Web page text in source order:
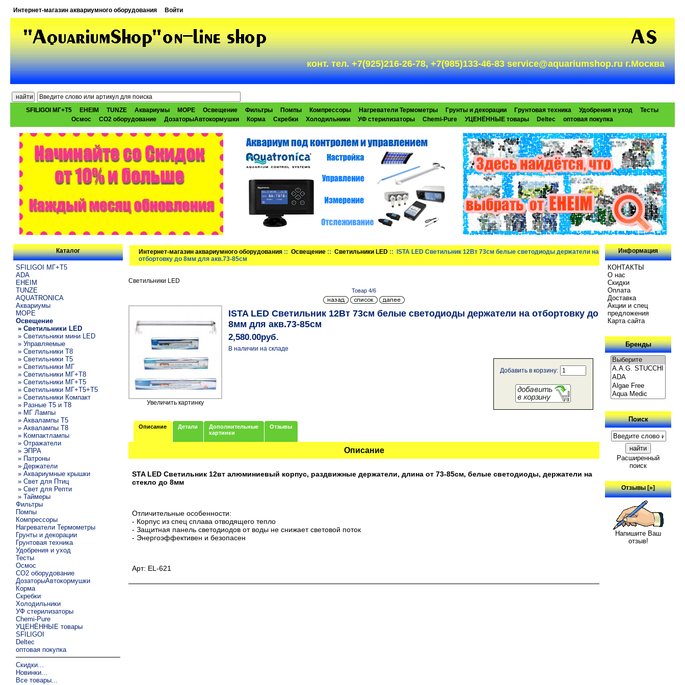
Интернет-магазин аквариумного оборудования Войти
конт. тел. +7(925)216-26-78, +7(985)133-46-83 service@aquariumshop.ru г.Москва
SFILIGOI МГ+Т5 EHEIM TUNZE Аквариумы МОРЕ Освещение Фильтры Помпы Компрессоры Нагреватели Термометры Грунты и декорации Грунтовая техника Удобрения и уход
Тесты
Осмос
CO2 оборудование ДозаторыАвтокормушки Корма Скребки Холодильники УФ стерилизаторы Chemi-Pure УЦЕНЁННЫЕ товары Deltec оптовая покупка
Каталог
SFILIGOI МГ+Т5
ADA
EHEIM
TUNZE
AQUATRONICA
Аквариумы
МОРЕ
Освещение
» Светильники LED
» Светильники мини LED
» Управляемые
» Светильники T8
» Светильники T5
» Светильники МГ
» Светильники МГ+T8
» Светильники МГ+T5
» Светильники МГ+T5+T5
» Светильники Компакт
» Разные T5 и T8
» МГ Лампы
» Аквалампы T5
» Аквалампы T8
» Компактлампы
» Отражатели
» ЭПРА
» Патроны
» Держатели
» Аквариумные крышки
» Свет для Птиц
» Свет для Репти
» Таймеры
Фильтры
Помпы
Компрессоры
Нагреватели Термометры
Грунты и декорации
Грунтовая техника
Удобрения и уход
Тесты
Осмос
CO2 оборудование
ДозаторыАвтокормушки
Корма
Скребки
Холодильники
УФ стерилизаторы
Chemi-Pure
УЦЕНЁННЫЕ товары
SFILIGOI
Deltec
оптовая покупка
Скидки...
Новинки...
Все товары...
Интернет-магазин аквариумного оборудования ::Освещение ::Светильники LED :: ISTA LED Светильник 12Вт 73см белые светодиоды держатели на
отбортовку до 8мм для акв.73-85см
Светильники LED
Товар 4/6
Увеличить картинку
ISTA LED Светильник 12Вт 73см белые светодиоды держатели на отбортовку до
8мм для акв.73-85см
2,580.00руб.
В наличии на складе
Добавить в корзину:
Описание Детали
Дополнительные
картинки
Отзывы
Описание
STA LED Светильник 12вт алюминиевый корпус, раздвижные держатели, длина от 73-85см, белые светодиоды, держатели на
стекло до 8мм
Отличительные особенности:
- Корпус из спец сплава отводящего тепло
- Защитная панель светодиодов от воды не снижает световой поток
- Энергоэффективен и безопасен
Арт: EL-621
Информация
КОНТАКТЫ
О нас
Скидки
Oплатa
Доставка
Акции и спец
предложения
Карта сайта
Бренды
Поиск
Расширенный
поиск
Отзывы [»]
Напишите Ваш
отзыв!